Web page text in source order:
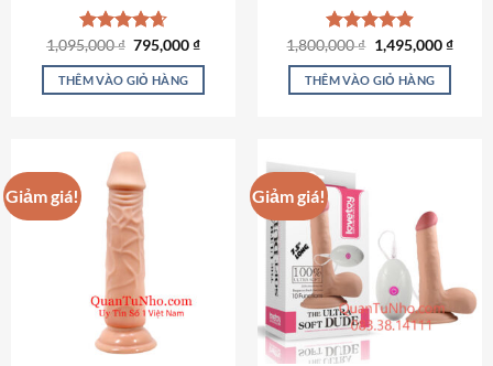
Được xếp
hạng4.65
5 sao
1,095,000₫ Giá
là:
1,095,000 ₫.
795,000₫Giá
tại
THÊM VÀO GIỎ HÀNG
Được xếp
hạng4.89
5 sao
1,800,000₫ Giá
gốc
là:
1,800,000 ₫.
1,495,000₫Giá
THÊM VÀO GIỎ HÀNG
Giảm giá! Giảm giá!